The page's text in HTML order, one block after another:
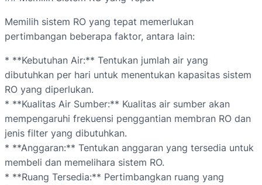
Memilih sistem RO yang tepat memerlukan
pertimbangan beberapa faktor, antara lain:
* **Kebutuhan Air:** Tentukan jumlah air yang
dibutuhkan per hari untuk menentukan kapasitas sistem
RO yang diperlukan.
* **Kualitas Air Sumber:** Kualitas air sumber akan
mempengaruhi frekuensi penggantian membran RO dan
jenis filter yang dibutuhkan.
* **Anggaran:** Tentukan anggaran yang tersedia untuk
membeli dan memelihara sistem RO.
* **Ruang Tersedia:** Pertimbangkan ruang yang